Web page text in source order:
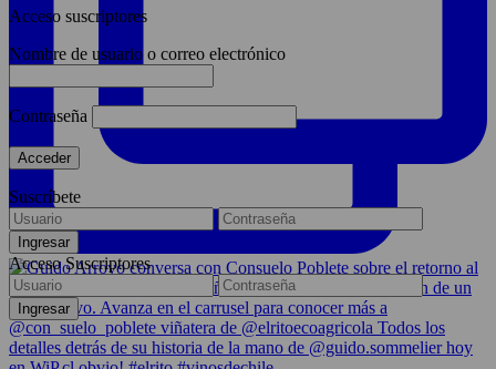
Acceso suscriptores
Nombre de usuario o correo electrónico
Contraseña
Suscríbete
Acceso Suscriptores